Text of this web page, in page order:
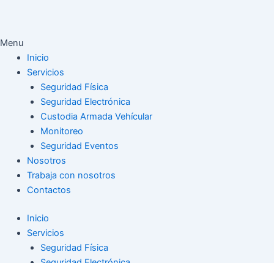
Menu
Inicio
Servicios
Seguridad Física
Seguridad Electrónica
Custodia Armada Vehícular
Monitoreo
Seguridad Eventos
Nosotros
Trabaja con nosotros
Contactos
Inicio
Servicios
Seguridad Física